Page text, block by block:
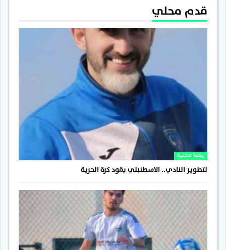
قدم محلي
رياضة محلية
لتطوير النادي.. الاسطنبلي يقود كرة الحرية